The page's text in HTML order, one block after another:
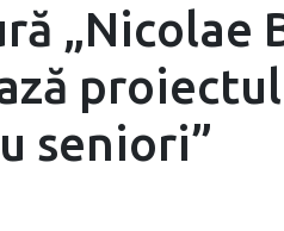
„Nicolae
proiectul
seniori”